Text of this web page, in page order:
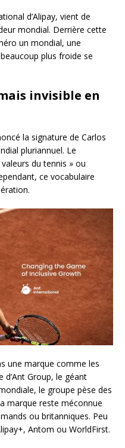
d’Alipay, vient de
mondial. Derrière cette
un mondial, une
plus froide se
invisible en
la signature de Carlos
pluriannuel. Le
du tennis » ou
ce vocabulaire
une marque comme les
d’Ant Group, le géant
le groupe pèse des
marque reste méconnue
ou britanniques. Peu
Antom ou WorldFirst.